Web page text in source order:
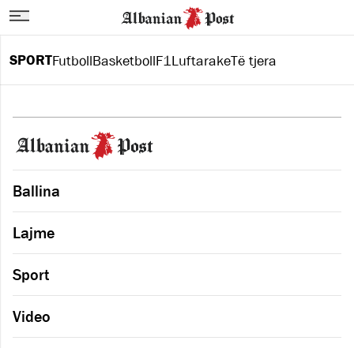
SPORTFutbollBasketbollF1 LuftarakeTë tjera
Ballina
Lajme
Sport
Video